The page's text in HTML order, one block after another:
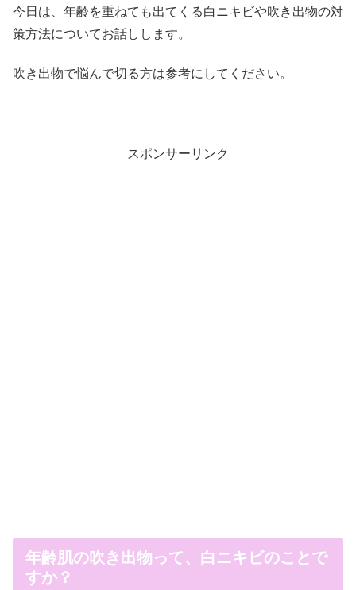
今日は、年齢を重ねても出てくる白ニキビや吹き出物の対
策方法についてお話しします。
吹き出物で悩んで切る方は参考にしてください。
スポンサーリンク
年齢肌の吹き出物って、白ニキビのことで
すか？